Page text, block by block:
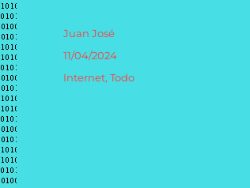
Autor
Juan José
Publicado
11/04/2024
Categorías
Internet,Todo